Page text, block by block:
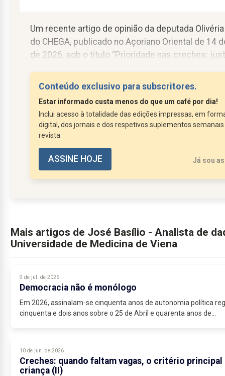
Um recente artigo de opinião da deputada
do CHEGA, publicado no Açoriano Oriental de 14
de 2026, sob o título “Prioridade nas creches:
discussão numa pergunta aparentemente
pais trabalham ou não trabalham? Essa pergunta
importante, mas é insuficiente. Porque a creche
existe apenas para permitir...
Conteúdo exclusivo para subscritores.
Estar informado custa menos do que um café por dia!
Inclui acesso à totalidade das edições impressas, em
digital, dos jornais e dos respetivos suplementos semanais
revista.
ASSINE HOJE Já sou
Mais artigos de José Basílio - Analista de
Universidade de Medicina de Viena
9 de jul. de 2026
Democracia não é monólogo
Em 2026, assinalam-se cinquenta anos de autonomia política
cinquenta e dois anos sobre o 25 de Abril e quarenta anos de...
10 de jun. de 2026
Creches: quando faltam vagas, o critério principal
criança (II)